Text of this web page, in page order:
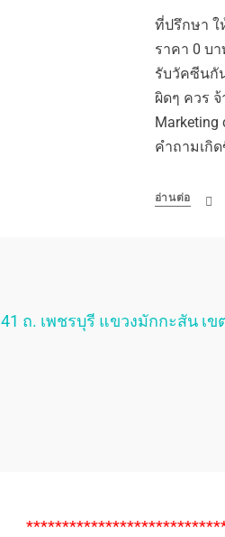
ที่ปรึกษา ใ
ราคา 0 บ
รับวัคซีนกั
ผิดๆ ควร
คำถามเกิ
อ่านต่อ
41 ถ. เพชรบุรี แขวงมักกะสัน เ